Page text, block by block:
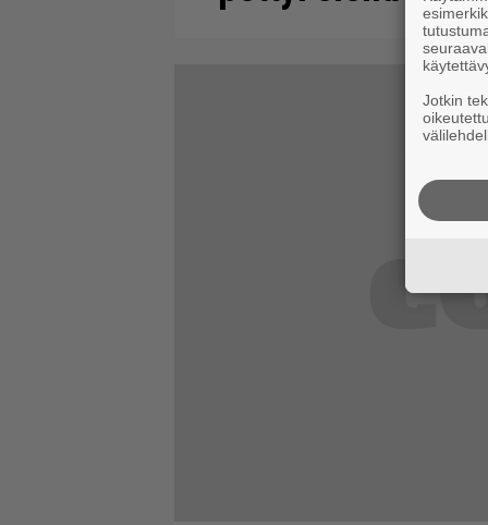
Jotkin